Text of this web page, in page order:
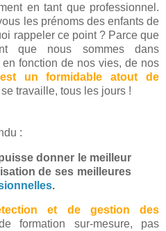
en tant que professionnel.
les prénoms des enfants de
rappeler ce point ? Parce que
que nous sommes dans
fonction de nos vies, de nos
un formidable atout de
travaille, tous les jours !
:
donner le meilleur
de ses meilleures
.
et de gestion des
formation sur-mesure, pas